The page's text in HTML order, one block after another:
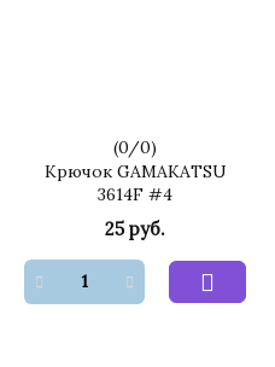
(0/0)
Крючок GAMAKATSU
3614F #4
25 руб.